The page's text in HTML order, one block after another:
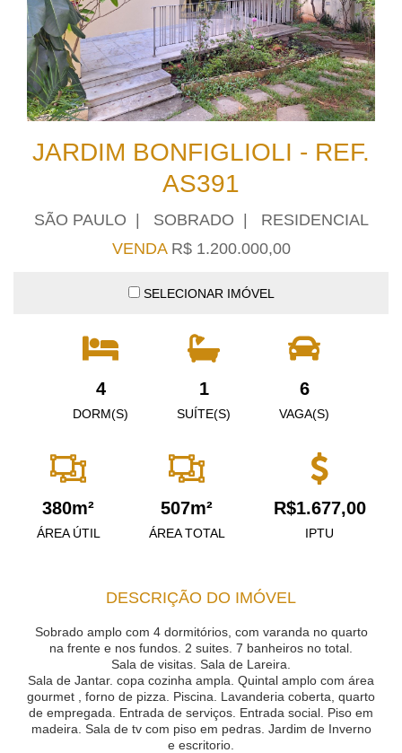
JARDIM BONFIGLIOLI - REF.
AS391
SÃO PAULO | SOBRADO | RESIDENCIAL
VENDAR$ 1.200.000,00
SELECIONAR IMÓVEL
4
DORM(S)
1
SUÍTE(S)
6
VAGA(S)
380m²
ÁREA ÚTIL
507m²
ÁREA TOTAL
R$1.677,00
IPTU
DESCRIÇÃO DO IMÓVEL
Sobrado amplo com 4 dormitórios, com varanda no quarto
na frente e nos fundos. 2 suites. 7 banheiros no total.
Sala de visitas. Sala de Lareira.
Sala de Jantar. copa cozinha ampla. Quintal amplo com área
gourmet , forno de pizza. Piscina. Lavanderia coberta, quarto
de empregada. Entrada de serviços. Entrada social. Piso em
madeira. Sala de tv com piso em pedras. Jardim de Inverno
e escritorio.